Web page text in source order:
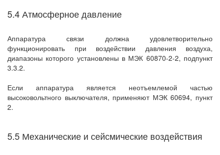
5.4 Атмосферное давление
Аппаратура связи должна удовлетворительно
функционировать при воздействии давления воздуха,
диапазоны которого установлены в МЭК 60870-2-2, подпункт
3.3.2.
Если аппаратура является неотъемлемой частью
высоковольтного выключателя, применяют МЭК 60694, пункт
2.
5.5 Механические и сейсмические воздействия